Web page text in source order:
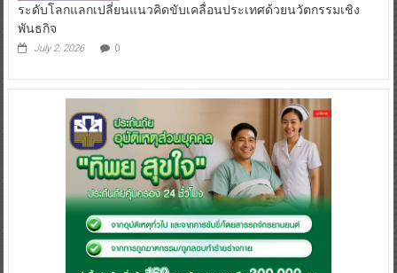
ระดับโลกแลกเปลี่ยนแนวคิดขับเคลื่อนประเทศด้วยนวัตกรรมเชิง
พันธกิจ
July 2, 2026 0